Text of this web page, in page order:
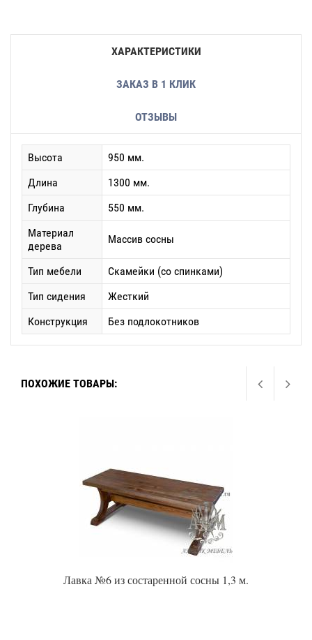
ХАРАКТЕРИСТИКИ
ЗАКАЗ В 1 КЛИК
ОТЗЫВЫ
Высота
950 мм.
Длина
1300 мм.
Глубина
550 мм.
Материал
дерева
Массив сосны
Тип мебели
Скамейки (со спинками)
Тип сидения
Жесткий
Конструкция
Без подлокотников
ПОХОЖИЕ ТОВАРЫ:
Лавка №6 из состаренной сосны 1,3 м.